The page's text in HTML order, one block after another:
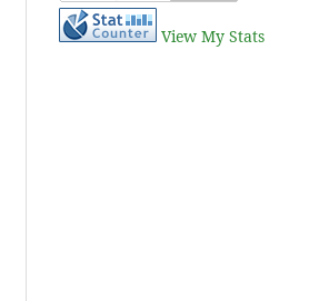
View My Stats